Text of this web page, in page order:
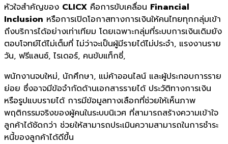
หัวใจสำคัญของ CLICX คือการขับเคลื่อน Financial
Inclusion หรือการเปิดโอกาสทางการเงินให้คนไทยทุกกลุ่มเข้า
ถึงบริการได้อย่างเท่าเทียม โดยเฉพาะกลุ่มที่ระบบการเงินเดิมยัง
ตอบโจทย์ได้ไม่เต็มที่ ไม่ว่าจะเป็นผู้มีรายได้ไม่ประจำ, แรงงานราย
วัน, ฟรีแลนซ์, ไรเดอร์, คนขับแท็กซี่,
พนักงานจบใหม่, นักศึกษา, แม่ค้าออนไลน์ และผู้ประกอบการราย
ย่อย ซึ่งอาจมีข้อจำกัดด้านเอกสารรายได้ ประวัติทางการเงิน
หรือรูปแบบรายได้ การมีข้อมูลทางเลือกที่ช่วยให้เห็นภาพ
พฤติกรรมจริงของผู้คนในระบบนิเวศ ที่สามารถสร้างความเข้าใจ
ลูกค้าได้ชัดกว่า ช่วยให้สามารถประเมินความสามารถในการชำระ
หนี้ของลูกค้าได้ดีขึ้น